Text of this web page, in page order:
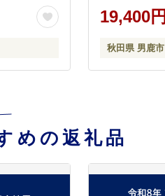
お米 白米
田 秋田県
19,400円
秋田県 男鹿市
めの返礼品